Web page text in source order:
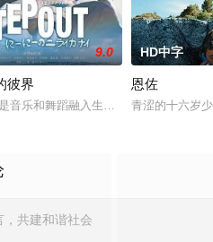
9.0
彼界
音乐和舞蹈融入生活的冲绳。与母亲
HD中字
恩佐
青涩的十六岁